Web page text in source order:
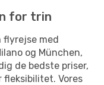
for trin
flyrejse med
og München,
de bedste priser,
Vores